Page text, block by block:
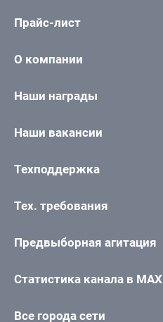
Прайс-лист
О компании
Наши награды
Наши вакансии
Техподдержка
Тех. требования
Предвыборная агитация
Статистика канала в MAX
Все города сети